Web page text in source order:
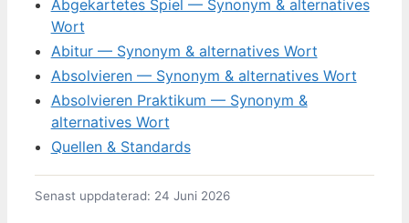
Abgekartetes Spiel — Synonym & alternatives
Wort
Abitur — Synonym & alternatives Wort
Absolvieren — Synonym & alternatives Wort
Absolvieren Praktikum — Synonym &
alternatives Wort
Quellen & Standards
Senast uppdaterad: 24 Juni 2026